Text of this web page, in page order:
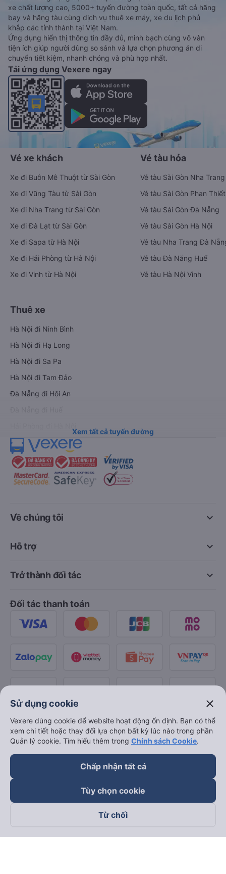
xe chất lượng cao, 5000+ tuyến đường toàn quốc, tất cả hãng
bay và hãng tàu cùng dịch vụ thuê xe máy, xe du lịch phủ
khắp các tỉnh thành tại Việt Nam.
Ứng dụng hiển thị thông tin đầy đủ, minh bạch cùng vô vàn
tiện ích giúp người dùng so sánh và lựa chọn phương án di
chuyển tiết kiệm, nhanh chóng và phù hợp nhất.
Tải ứng dụng Vexere ngay
Vé xe khách
Xe đi Buôn Mê Thuột từ Sài Gòn
Xe đi Vũng Tàu từ Sài Gòn
Xe đi Nha Trang từ Sài Gòn
Xe đi Đà Lạt từ Sài Gòn
Xe đi Sapa từ Hà Nội
Xe đi Hải Phòng từ Hà Nội
Xe đi Vinh từ Hà Nội
Vé tàu hỏa
Vé tàu Sài Gòn Nha Trang
Vé tàu Sài Gòn Phan Thiết
Vé tàu Sài Gòn Đà Nẵng
Vé tàu Sài Gòn Hà Nội
Vé tàu Nha Trang Đà
Vé tàu Đà Nẵng Huế
Vé tàu Hà Nội Vinh
Thuê xe
Hà Nội đi Ninh Bình
Hà Nội đi Hạ Long
Hà Nội đi Sa Pa
Hà Nội đi Tam Đảo
Đà Nẵng đi Hội An
Xem tất cả tuyến đường
keyboard_arrow_down
Về chúng tôi
keyboard_arrow_down
Hỗ trợ
keyboard_arrow_down
Trở thành đối tác
Đối tác thanh toán
Theo dõi chúng tôi trên
Sử dụng cookie close
Vexere dùng cookie để website hoạt động ổn định. Bạn có thể
xem chi tiết hoặc thay đổi lựa chọn bất kỳ lúc nào trong phần
Quản lý cookie. Tìm hiểu thêm trong Chính sách Cookie.
Chấp nhận tất cả
Tùy chọn cookie
Từ chối